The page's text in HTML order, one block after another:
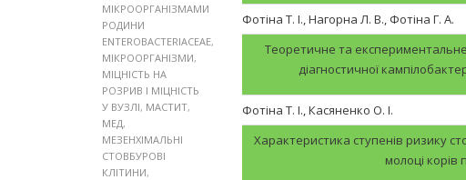
МІКРООРГАНІЗМАМИ
РОДИНИ
ENTEROBACTERIACEAE,
МІКРООРГАНІЗМИ,
МІЦНІСТЬ НА
РОЗРИВ І МІЦНІСТЬ
У ВУЗЛІ, МАСТИТ,
МЕД,
МЕЗЕНХІМАЛЬНІ
СТОВБУРОВІ
КЛІТИНИ,
Фотіна Т. І., Нагорна Л. В., Фотіна Г. А.
Теоретичне та
діагностичної
Фотіна Т. І., Касяненко О. І.
Характеристика ступенів ризику
молоці корів